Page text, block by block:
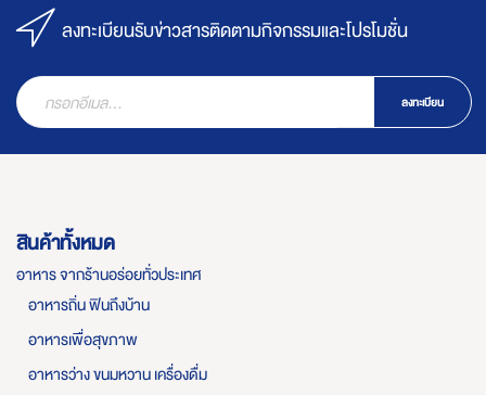
ลงทะเบียนรับข่าวสารติดตามกิจกรรมและโปรโมชั่น
ลงทะเบียน
สินค้าทั้งหมด
อาหาร จากร้านอร่อยทั่วประเทศ
อาหารถิ่น ฟินถึงบ้าน
อาหารเพื่อสุขภาพ
อาหารว่าง ขนมหวาน เครื่องดื่ม